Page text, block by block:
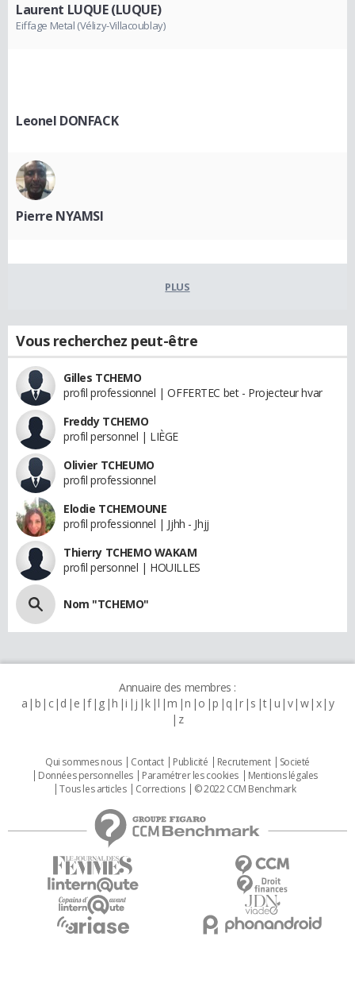
Laurent LUQUE (LUQUE)
Eiffage Metal (Vélizy-Villacoublay)
Leonel DONFACK
Pierre NYAMSI
PLUS
Vous recherchez peut-être
Gilles TCHEMO
profil professionnel | OFFERTEC bet - Projecteur hvar
Freddy TCHEMO
profil personnel | LIÈGE
Olivier TCHEUMO
profil professionnel
Elodie TCHEMOUNE
profil professionnel | Jjhh - Jhjj
Thierry TCHEMO WAKAM
profil personnel | HOUILLES
Nom "TCHEMO"
Annuaire des membres :
a b c d e f g h i j k l m n o p q r s t u v w x y
z
Qui sommes nous Contact Publicité Recrutement
Societé
Données personnelles
Paramétrer les cookies
Mentions légales
Tous les articles
Corrections © 2022 CCM Benchmark